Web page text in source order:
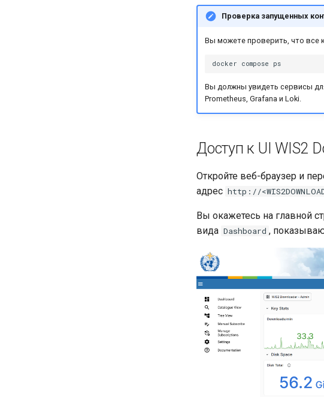
Проверка запущенных
Вы можете проверить, что
docker compose
Вы должны увидеть сервисы
Prometheus, Grafana и Loki.
Доступ к UI WIS2
Откройте веб-браузер и
адрес http://
Вы окажетесь на главной
вида Dashboard ,